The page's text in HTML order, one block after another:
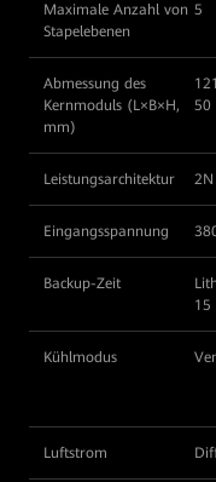
Maximale Anzahl von
Stapelebenen
5
Abmessung des
Kernmoduls (L×B×H,
mm)
50
Leistungsarchitektur 2N
Eingangsspannung
Backup-Zeit
15
Kühlmodus
Luftstrom